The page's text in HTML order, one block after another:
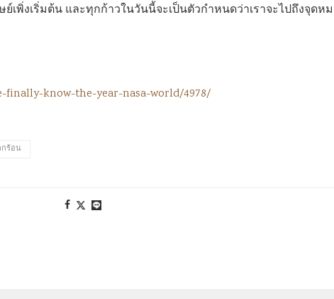
เพิ่งเริ่มต้น และทุกก้าวในวันนี้จะเป็นตัวกำหนดว่าเราจะไปถึงจุดห
know-the-year-nasa-world/4978/
กร้อน